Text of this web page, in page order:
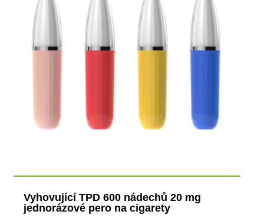
Vyhovující TPD 600 nádechů 20 mg
jednorázové pero na cigarety